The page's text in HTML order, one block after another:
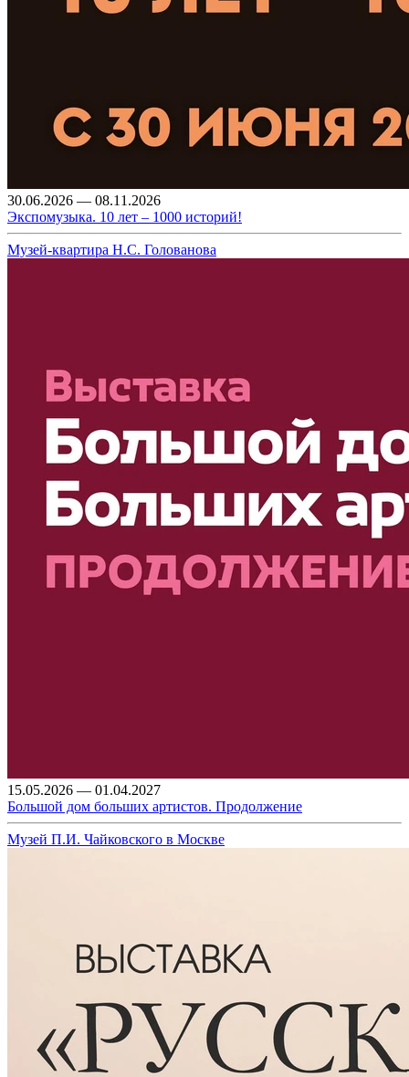
30.06.2026 — 08.11.2026
Экспомузыка. 10 лет – 1000 историй!
Музей-квартира Н.С. Голованова
15.05.2026 — 01.04.2027
Большой дом больших артистов. Продолжение
Музей П.И. Чайковского в Москве